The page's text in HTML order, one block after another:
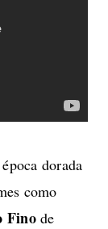
dorada
como
Finode